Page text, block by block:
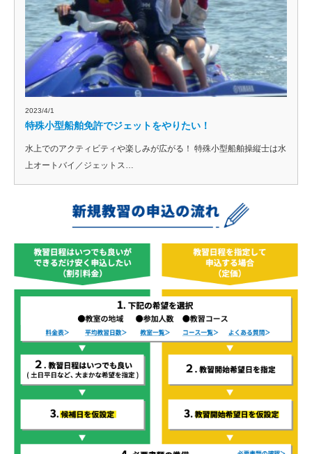
2023/4/1
特殊小型船舶免許でジェットをやりたい！
水上でのアクティビティや楽しみが広がる！ 特殊小型船舶操縦士は水
上オートバイ／ジェットス…